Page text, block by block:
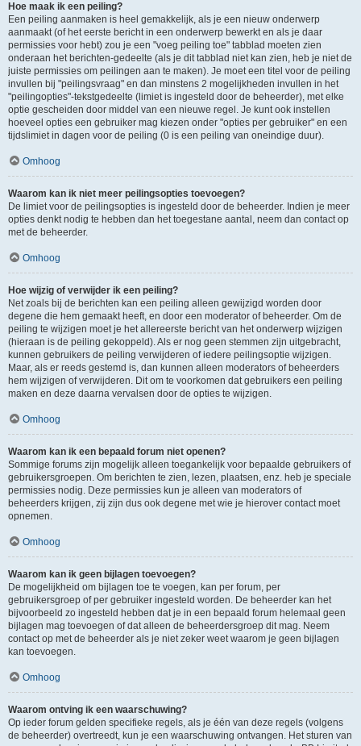
Hoe maak ik een peiling?
Een peiling aanmaken is heel gemakkelijk, als je een nieuw onderwerp
aanmaakt (of het eerste bericht in een onderwerp bewerkt en als je daar
permissies voor hebt) zou je een "voeg peiling toe" tabblad moeten zien
onderaan het berichten-gedeelte (als je dit tabblad niet kan zien, heb je niet de
juiste permissies om peilingen aan te maken). Je moet een titel voor de peiling
invullen bij "peilingsvraag" en dan minstens 2 mogelijkheden invullen in het
"peilingopties"-tekstgedeelte (limiet is ingesteld door de beheerder), met elke
optie gescheiden door middel van een nieuwe regel. Je kunt ook instellen
hoeveel opties een gebruiker mag kiezen onder "opties per gebruiker" en een
tijdslimiet in dagen voor de peiling (0 is een peiling van oneindige duur).
Omhoog
Waarom kan ik niet meer peilingsopties toevoegen?
De limiet voor de peilingsopties is ingesteld door de beheerder. Indien je meer
opties denkt nodig te hebben dan het toegestane aantal, neem dan contact op
met de beheerder.
Omhoog
Hoe wijzig of verwijder ik een peiling?
Net zoals bij de berichten kan een peiling alleen gewijzigd worden door
degene die hem gemaakt heeft, en door een moderator of beheerder. Om de
peiling te wijzigen moet je het allereerste bericht van het onderwerp wijzigen
(hieraan is de peiling gekoppeld). Als er nog geen stemmen zijn uitgebracht,
kunnen gebruikers de peiling verwijderen of iedere peilingsoptie wijzigen.
Maar, als er reeds gestemd is, dan kunnen alleen moderators of beheerders
hem wijzigen of verwijderen. Dit om te voorkomen dat gebruikers een peiling
maken en deze daarna vervalsen door de opties te wijzigen.
Omhoog
Waarom kan ik een bepaald forum niet openen?
Sommige forums zijn mogelijk alleen toegankelijk voor bepaalde gebruikers of
gebruikersgroepen. Om berichten te zien, lezen, plaatsen, enz. heb je speciale
permissies nodig. Deze permissies kun je alleen van moderators of
beheerders krijgen, zij zijn dus ook degene met wie je hierover contact moet
opnemen.
Omhoog
Waarom kan ik geen bijlagen toevoegen?
De mogelijkheid om bijlagen toe te voegen, kan per forum, per
gebruikersgroep of per gebruiker ingesteld worden. De beheerder kan het
bijvoorbeeld zo ingesteld hebben dat je in een bepaald forum helemaal geen
bijlagen mag toevoegen of dat alleen de beheerdersgroep dit mag. Neem
contact op met de beheerder als je niet zeker weet waarom je geen bijlagen
kan toevoegen.
Omhoog
Waarom ontving ik een waarschuwing?
Op ieder forum gelden specifieke regels, als je één van deze regels (volgens
de beheerder) overtreedt, kun je een waarschuwing ontvangen. Het sturen van